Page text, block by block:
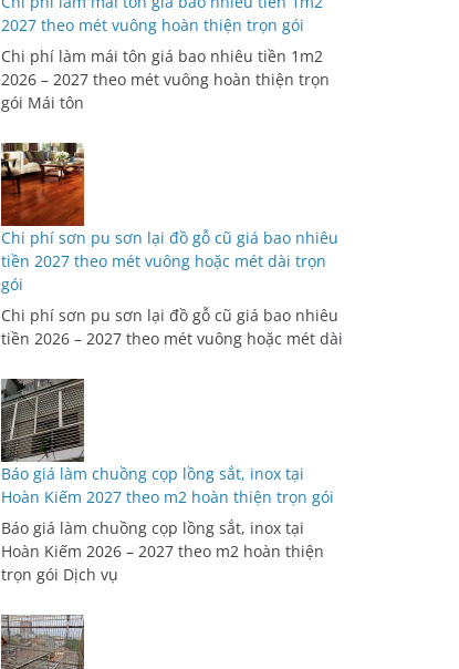
2027 theo mét vuông hoàn thiện trọn gói
Chi phí làm mái tôn giá bao nhiêu tiền 1m2
2026 – 2027 theo mét vuông hoàn thiện trọn
gói Mái tôn
Chi phí sơn pu sơn lại đồ gỗ cũ giá bao nhiêu
tiền 2027 theo mét vuông hoặc mét dài trọn
gói
Chi phí sơn pu sơn lại đồ gỗ cũ giá bao nhiêu
tiền 2026 – 2027 theo mét vuông hoặc mét dài
Báo giá làm chuồng cọp lồng sắt, inox tại
Hoàn Kiếm 2027 theo m2 hoàn thiện trọn gói
Báo giá làm chuồng cọp lồng sắt, inox tại
Hoàn Kiếm 2026 – 2027 theo m2 hoàn thiện
trọn gói Dịch vụ